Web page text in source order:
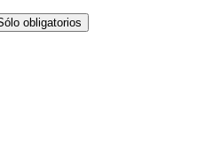
obligatorios